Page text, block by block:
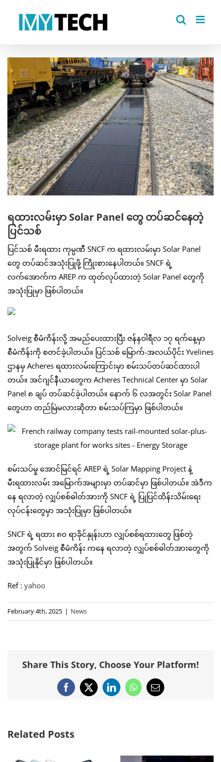
View
Larger
Image
ရထားလမ်းမှာ Solar Panel တွေ တပ်ဆင်နေတဲ့
ပြင်သစ်
ပြင်သစ် မီးရထား ကုမ္ပဏီ SNCF က ရထားလမ်းမှာ Solar Panel
တွေ တပ်ဆင်အသုံးပြုဖို့ ကြိုးစားနေပါတယ်။ SNCF ရဲ့
လက်အောက်က AREP က ထုတ်လုပ်ထားတဲ့ Solar Panel တွေကို
အသုံးပြုမှာ ဖြစ်ပါတယ်။
Solveig စီမံကိန်းလို့ အမည်ပေးထားပြီး ဇန်နဝါရီလ ၁၇ ရက်နေ့မှာ
စီမံကိန်းကို စတင်ခဲ့ပါတယ်။ ပြင်သစ် မြောက်-အလယ်ပိုင်း Yvelines
ဌာနမှ Acheres ရထားလမ်းကြောင်းမှာ စမ်းသပ်တပ်ဆင်ထားပါ
တယ်။ အင်ဂျင်နီယာတွေက Acheres Technical Center မှာ Solar
Panel ၈ ချပ် တပ်ဆင်ခဲ့ပါတယ်။ နောက် ၆ လအတွင်း Solar Panel
တွေဟာ တည်မြဲမလားဆိုတာ စမ်းသပ်ကြမှာ ဖြစ်ပါတယ်။
စမ်းသပ်မှု အောင်မြင်ရင် AREP ရဲ့ Solar Mapping Project နဲ့
မီးရထားလမ်း အမြောက်အများမှာ တပ်ဆင်မှာ ဖြစ်ပါတယ်။ အဲဒီက
နေ ရလာတဲ့ လျှပ်စစ်ဓါတ်အားကို SNCF ရဲ့ ပြုပြင်ထိန်းသိမ်းရေး
လုပ်ငန်းတွေမှာ အသုံးပြုမှာ ဖြစ်ပါတယ်။
SNCF ရဲ့ ရထား ၈၀ ရာခိုင်နှုန်းဟာ လျှပ်စစ်ရထားတွေ ဖြစ်တဲ့
အတွက် Solveig စီမံကိန်း ကနေ ရလာတဲ့ လျှပ်စစ်ဓါတ်အားတွေကို
အသုံးပြုနိုင်မှာ ဖြစ်ပါတယ်။
Ref : yahoo
February 4th, 2025 | News
Share This Story, Choose Your Platform!
Facebook
X LinkedInWhatsApp
Email
Related Posts